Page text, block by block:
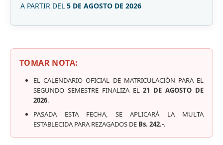
A PARTIR DEL 5 DE AGOSTO DE 2026
TOMAR NOTA:
EL CALENDARIO OFICIAL DE MATRICULACIÓN PARA EL
SEGUNDO SEMESTRE FINALIZA EL21 DE AGOSTO DE
2026.
PASADA ESTA FECHA, SE APLICARÁ LA MULTA
ESTABLECIDA PARA REZAGADOS DE Bs. 242.-.